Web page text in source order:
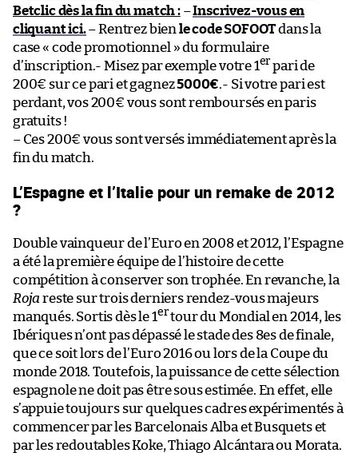
Betclic dès la fin du match :–Inscrivez-vous en
cliquant ici.– Rentrez bien le code SOFOOTdans la
case « code promotionnel » du formulaire
d’inscription.- Misez par exemple votre 1er pari de
200€ sur ce pari et gagnez5000€.- Si votre pari est
perdant, vos 200€ vous sont remboursés en paris
gratuits !
– Ces 200€ vous sont versés immédiatement après la
fin du match.
L’Espagne et l’Italie pour un remake de 2012
?
Double vainqueur de l’Euro en 2008 et 2012, l’Espagne
a été la première équipe de l’histoire de cette
compétition à conserver son trophée. En revanche, la
Roja reste sur trois derniers rendez-vous majeurs
manqués. Sortis dès le 1ertour du Mondial en 2014, les
Ibériques n’ont pas dépassé le stade des 8es de finale,
que ce soit lors de l’Euro 2016 ou lors de la Coupe du
monde 2018. Toutefois, la puissance de cette sélection
espagnole ne doit pas être sous estimée. En effet, elle
s’appuie toujours sur quelques cadres expérimentés à
commencer par les Barcelonais Alba et Busquets et
par les redoutables Koke, Thiago Alcántara ou Morata.